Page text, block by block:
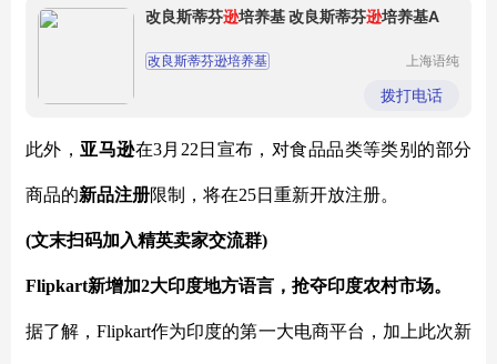
改良斯蒂芬逊培养基 改良斯蒂芬逊培养基A
改良斯蒂芬逊培养基
上海语纯
有限公司
拨打电话
此外， 亚马逊在3月22日宣布，对食品品类等类别的部分
商品的新品注册限制，将在25日重新开放注册。
(文末扫码加入精英卖家交流群)
Flipkart新增加2大印度地方语言，抢夺印度农村市场。
据了解，Flipkart作为印度的第一大电商平台，加上此次新